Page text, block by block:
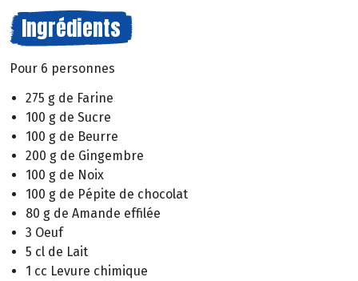
Ingrédients
Pour 6 personnes
275 g de Farine
100 g de Sucre
100 g de Beurre
200 g de Gingembre
100 g de Noix
100 g de Pépite de chocolat
80 g de Amande effilée
3 Oeuf
5 cl de Lait
1 cc Levure chimique